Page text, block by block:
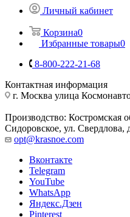
Личный кабинет
Корзина0
Избранные товары0
8-800-222-21-68
Контактная информация
г. Москва улица
Производство: Костромская
Сидоровское, ул. Свердлова,
opt@krasnoe.com
Вконтакте
Telegram
YouTube
WhatsApp
Яндекс.Дзен
Pinterest